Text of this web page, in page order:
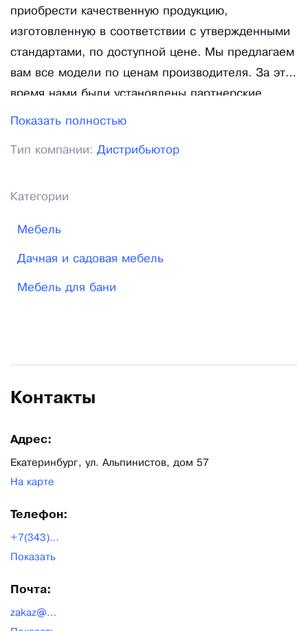
приобрести качественную продукцию,
изготовленную в соответствии с утвержденными
стандартами, по доступной цене. Мы предлагаем
вам все модели по ценам производителя. За это
время нами были установлены партнерские
отношения с заводами изготовителями «Радуга»,
«УМК», «Мета», «Вира», «Огниво». Однако на этом
каждым годом мы расширяем ассортимент
возможность выбора и покупки моделей
высокого качества, идеально подходящих для
Показать полностью
Тип компании: Дистрибьютор
Категории
Мебель
Дачная и садовая мебель
Мебель для бани
Контакты
Адрес:
Екатеринбург, ул. Альпинистов, дом 57
На карте
Телефон:
+7(343)201-31-41
Показать
Почта:
zakaz@pechi-ekb.ru